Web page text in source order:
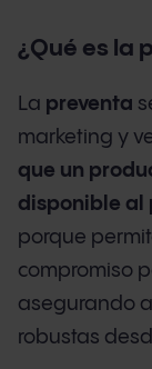
¿Qué es la
La preventa
marketing y
que un
disponible al
porque
compromiso
asegurando
robustas